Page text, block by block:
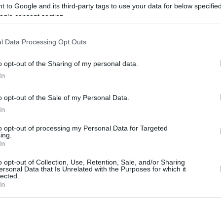
to Google and its third-party tags to use your data for below
consent section.
Data Processing Opt Outs
opt-out of the Sharing of my personal data.
opt-out of the Sale of my Personal Data.
opt-out of processing my Personal Data for Targeted
opt-out of Collection, Use, Retention, Sale, and/or Sharing
Data that Is Unrelated with the Purposes for which it
und deren Autoren basierende Produktion
– und ist seitdem weltweit ein großer
von The Music Critic zeigt nicht nur einige
musikalischen Debatte mit
Komponisten wie Bach, Mozart, Beethoven,
Kancheli, Piazzolla und Igudesman Das Stück ist
mit John Malkovich vor, nachdem es
Welt, außerdem steht er regelmäßig auf der Bühne